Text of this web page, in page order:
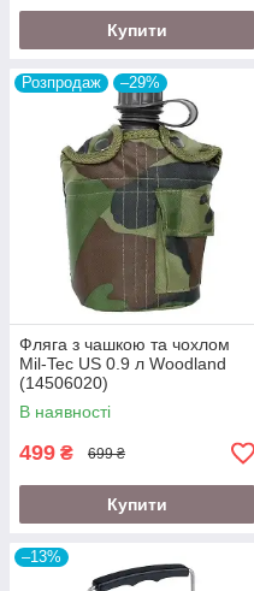
Купити
Розпродаж –29%
Фляга з чашкою та чохлом
Mil-Tec US 0.9 л Woodland
(14506020)
В наявності
499 ₴ 699 ₴
Купити
–13%